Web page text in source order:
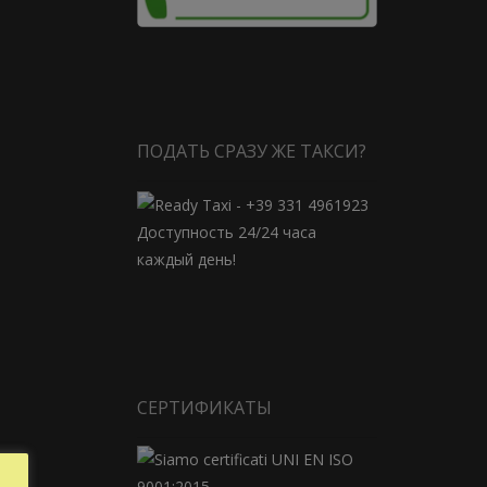
ПОДАТЬ СРАЗУ ЖЕ ТАКСИ?
Доступность 24/24 часа
каждый день!
СЕРТИФИКАТЫ